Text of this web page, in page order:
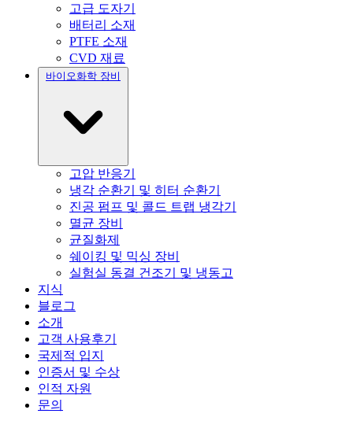
고급 도자기
배터리 소재
PTFE 소재
CVD 재료
바이오화학 장비
고압 반응기
냉각 순환기 및 히터 순환기
진공 펌프 및 콜드 트랩 냉각기
멸균 장비
균질화제
쉐이킹 및 믹싱 장비
실험실 동결 건조기 및 냉동고
지식
블로그
소개
고객 사용후기
국제적 입지
인증서 및 수상
인적 자원
문의